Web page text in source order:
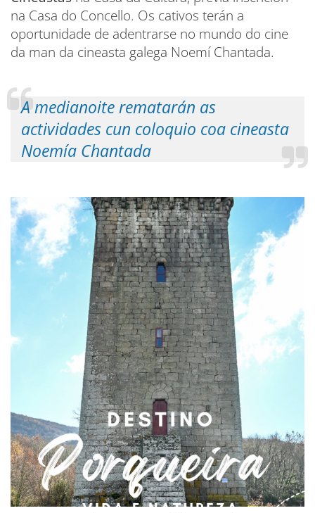
na Casa do Concello. Os cativos terán a
oportunidade de adentrarse no mundo do cine
da man da cineasta galega Noemí Chantada.
A medianoite rematarán as
actividades cun coloquio coa cineasta
Noemía Chantada